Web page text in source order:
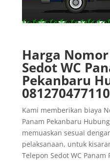
Harga
Sedot WC
Pekanbaru
081270477110
Kami memberikan biaya
Panam Pekanbaru
memuaskan sesuai
pelaksanaan, untuk
Telepon Sedot WC